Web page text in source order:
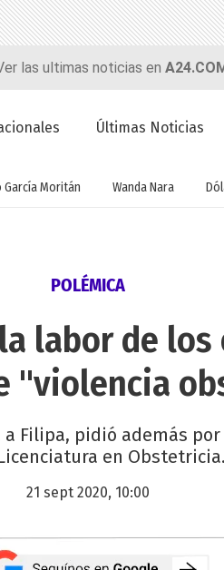
las ultimas noticias en
Últimas Noticias
García Moritán Wanda Nara
POLÉMICA
labor de
"violencia
Filipa, pidió además
en Obstetricia.
21 sept 2020, 10:00